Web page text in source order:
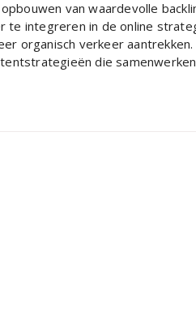
van waardevolle
te integreren in de online
organisch verkeer
die